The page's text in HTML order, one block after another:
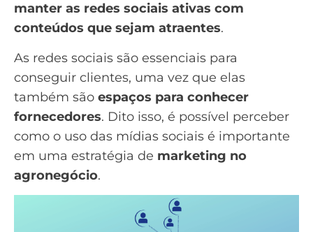
manter as redes sociais ativas com
conteúdos que sejam atraentes.
As redes sociais são essenciais para
conseguir clientes, uma vez que elas
também são espaços para conhecer
fornecedores. Dito isso, é possível perceber
como o uso das mídias sociais é importante
em uma estratégia de marketing no
agronegócio.